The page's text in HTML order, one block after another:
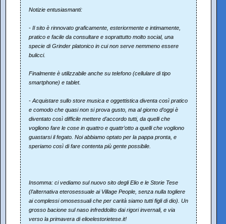
Notizie entusiasmanti:
- Il sito è rinnovato graficamente, esteriormente e intimamente,
pratico e facile da consultare e soprattutto molto social, una
specie di Grinder platonico in cui non serve nemmeno essere
bulicci.
Finalmente è utilizzabile anche su telefono (cellulare di tipo
smartphone) e tablet.
- Acquistare sullo store musica e oggettistica diventa così pratico
e comodo che quasi non si prova gusto, ma al giorno d’oggi è
diventato così difficile mettere d’accordo tutti, da quelli che
vogliono fare le cose in quattro e quattr’otto a quelli che vogliono
guastarsi il fegato. Noi abbiamo optato per la pappa pronta, e
speriamo così di fare contenta più gente possibile.
Insomma: ci vediamo sul nuovo sito degli Elio e le Storie Tese
(l’alternativa eterosessuale ai Village People, senza nulla togliere
ai complessi omosessuali che per carità siamo tutti figli di dio). Un
grosso bacione sul naso infreddolito dai rigori invernali, e via
verso la primavera di elioelestorietese.it!